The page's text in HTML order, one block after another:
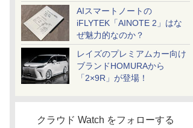
AIスマートノートの
iFLYTEK「AINOTE 2」はな
ぜ魅力的なのか？
レイズのプレミアムカー向け
ブランドHOMURAから
「2×9R」が登場！
クラウド Watch をフォローする